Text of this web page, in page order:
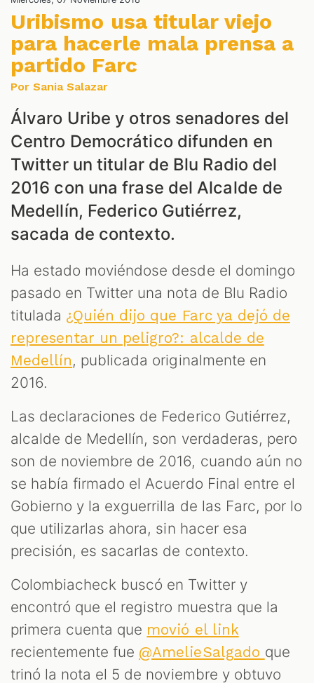
Uribismo usa titular viejo
para hacerle mala prensa a
partido Farc
Por Sania Salazar
Álvaro Uribe y otros senadores del
Centro Democrático difunden en
Twitter un titular de Blu Radio del
2016 con una frase del Alcalde de
Medellín, Federico Gutiérrez,
sacada de contexto.
Ha estado moviéndose desde el domingo
pasado en Twitter una nota de Blu Radio
titulada ¿Quién dijo que Farc ya dejó de
representar un peligro?: alcalde de
Medellín, publicada originalmente en
2016.
Las declaraciones de Federico Gutiérrez,
alcalde de Medellín, son verdaderas, pero
son de noviembre de 2016, cuando aún no
se había firmado el Acuerdo Final entre el
Gobierno y la exguerrilla de las Farc, por lo
que utilizarlas ahora, sin hacer esa
precisión, es sacarlas de contexto.
Colombiacheck buscó en Twitter y
encontró que el registro muestra que la
primera cuenta que movió el link
recientemente fue @AmelieSalgado que
trinó la nota el 5 de noviembre y obtuvo